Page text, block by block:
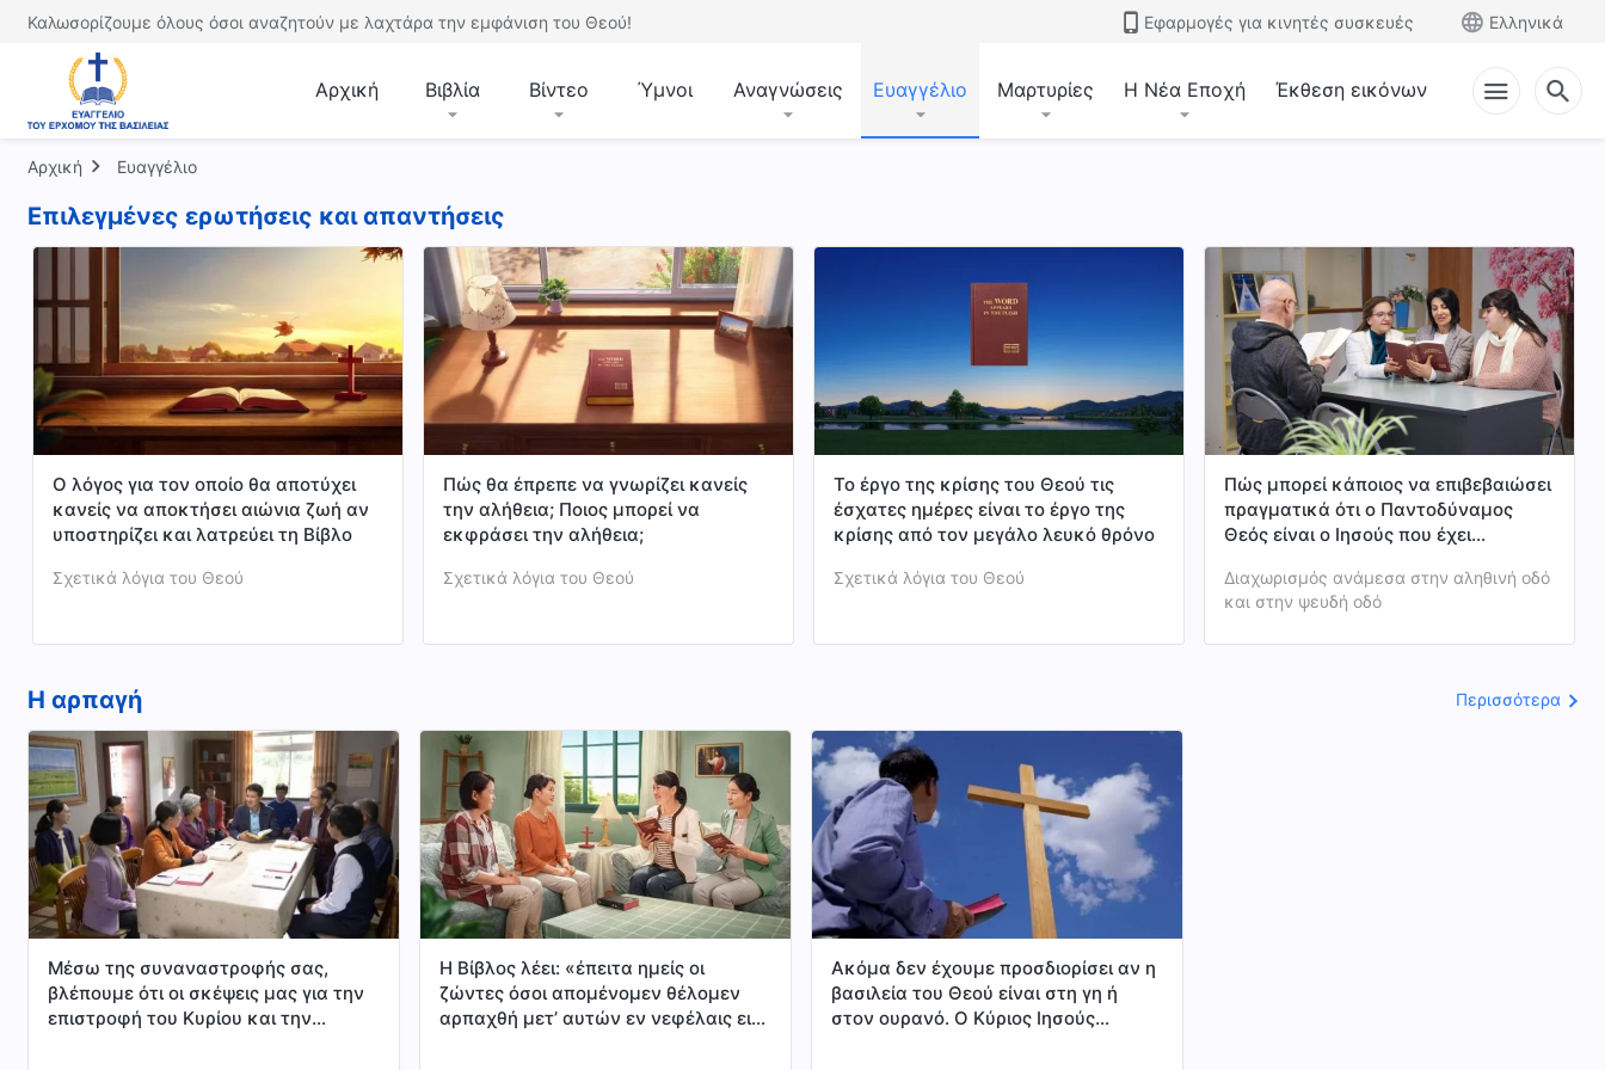
Καλωσορίζουμε όλους όσοι αναζητούν με λαχτάρα την εμφάνιση του Θεού! Εφαρμογές για κινητές συσκευές Ελληνικά
Αρχική Βιβλία Βίντεο Ύμνοι Αναγνώσεις Ευαγγέλιο Μαρτυρίες Η Νέα Εποχή Έκθεση εικόνων
Αρχική Ευαγγέλιο
Επιλεγμένες ερωτήσεις και απαντήσεις
Ο λόγος για τον οποίο θα αποτύχει
κανείς να αποκτήσει αιώνια ζωή αν
υποστηρίζει και λατρεύει τη Βίβλο
Σχετικά λόγια του Θεού
Πώς θα έπρεπε να γνωρίζει κανείς
την αλήθεια; Ποιος μπορεί να
εκφράσει την αλήθεια;
Σχετικά λόγια του Θεού
Το έργο της κρίσης του Θεού τις
έσχατες ημέρες είναι το έργο της
κρίσης από τον μεγάλο λευκό θρόνο
Σχετικά λόγια του Θεού
Πώς μπορεί κάποιος να επιβεβαιώσει
πραγματικά ότι ο Παντοδύναμος
Θεός είναι ο Ιησούς που έχει
Διαχωρισμός ανάμεσα στην αληθινή οδό
και στην ψευδή οδό
Η αρπαγή Περισσότερα
Μέσω της συναναστροφής σας,
βλέπουμε ότι οι σκέψεις μας για την
επιστροφή του Κυρίου και την
Η Βίβλος λέει: «έπειτα ημείς οι
ζώντες όσοι απομένομεν θέλομεν
αρπαχθή μετ’ αυτών εν νεφέλαις εις
Ακόμα δεν έχουμε προσδιορίσει αν η
βασιλεία του Θεού είναι στη γη ή
στον ουρανό. Ο Κύριος Ιησούς